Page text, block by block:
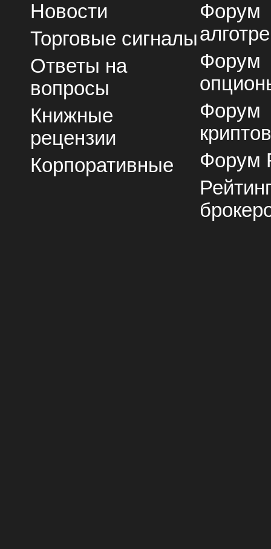
Новости
Торговые сигналы
Ответы на
вопросы
Книжные
рецензии
Корпоративные
Форум
Форум
Форум
Форум